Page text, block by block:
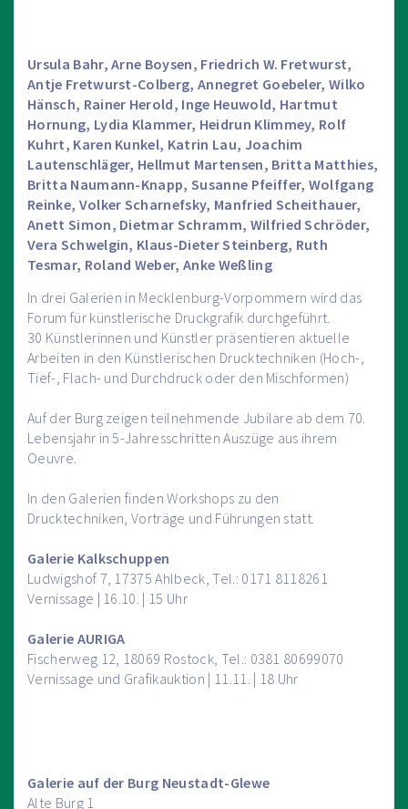
Ursula Bahr, Arne Boysen, Friedrich W. Fretwurst,
Antje Fretwurst-Colberg, Annegret Goebeler, Wilko
Hänsch, Rainer Herold, Inge Heuwold, Hartmut
Hornung, Lydia Klammer, Heidrun Klimmey, Rolf
Kuhrt, Karen Kunkel, Katrin Lau, Joachim
Lautenschläger, Hellmut Martensen, Britta Matthies,
Britta Naumann-Knapp, Susanne Pfeiffer, Wolfgang
Reinke, Volker Scharnefsky, Manfried Scheithauer,
Anett Simon, Dietmar Schramm, Wilfried Schröder,
Vera Schwelgin, Klaus-Dieter Steinberg, Ruth
Tesmar, Roland Weber, Anke Weßling
In drei Galerien in Mecklenburg-Vorpommern wird das
Forum für künstlerische Druckgrafik durchgeführt.
30 Künstlerinnen und Künstler präsentieren aktuelle
Arbeiten in den Künstlerischen Drucktechniken (Hoch-,
Tief-, Flach- und Durchdruck oder den Mischformen)
Auf der Burg zeigen teilnehmende Jubilare ab dem 70.
Lebensjahr in 5-Jahresschritten Auszüge aus ihrem
Oeuvre.
In den Galerien finden Workshops zu den
Drucktechniken, Vorträge und Führungen statt.
Galerie Kalkschuppen
Ludwigshof 7, 17375 Ahlbeck, Tel.: 0171 8118261
Vernissage | 16.10. | 15 Uhr
Galerie AURIGA
Fischerweg 12, 18069 Rostock, Tel.: 0381 80699070
Vernissage und Grafikauktion | 11.11. | 18 Uhr
Galerie auf der Burg Neustadt-Glewe
Alte Burg 1